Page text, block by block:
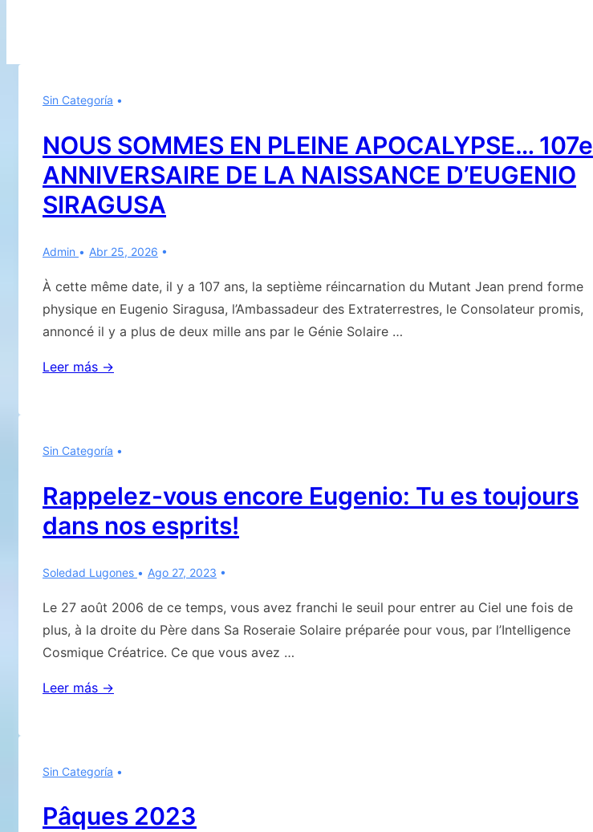
Sin Categoría
NOUS SOMMES EN PLEINE APOCALYPSE… 107e
ANNIVERSAIRE DE LA NAISSANCE D’EUGENIO
SIRAGUSA
Admin Abr 25, 2026
À cette même date, il y a 107 ans, la septième réincarnation du Mutant Jean prend forme
physique en Eugenio Siragusa, l’Ambassadeur des Extraterrestres, le Consolateur promis,
annoncé il y a plus de deux mille ans par le Génie Solaire …
NOUS
APOCALYPSE…
ANNIVERSAIRE
DE
NAISSANCE
SIRAGUSA
Leer más →
Sin Categoría
Rappelez-vous encore Eugenio: Tu es toujours
dans nos esprits!
Soledad Lugones Ago 27, 2023
Le 27 août 2006 de ce temps, vous avez franchi le seuil pour entrer au Ciel une fois de
plus, à la droite du Père dans Sa Roseraie Solaire préparée pour vous, par l’Intelligence
Cosmique Créatrice. Ce que vous avez …
Rappelez-
Tu
toujours
Leer más →
Sin Categoría
Pâques 2023